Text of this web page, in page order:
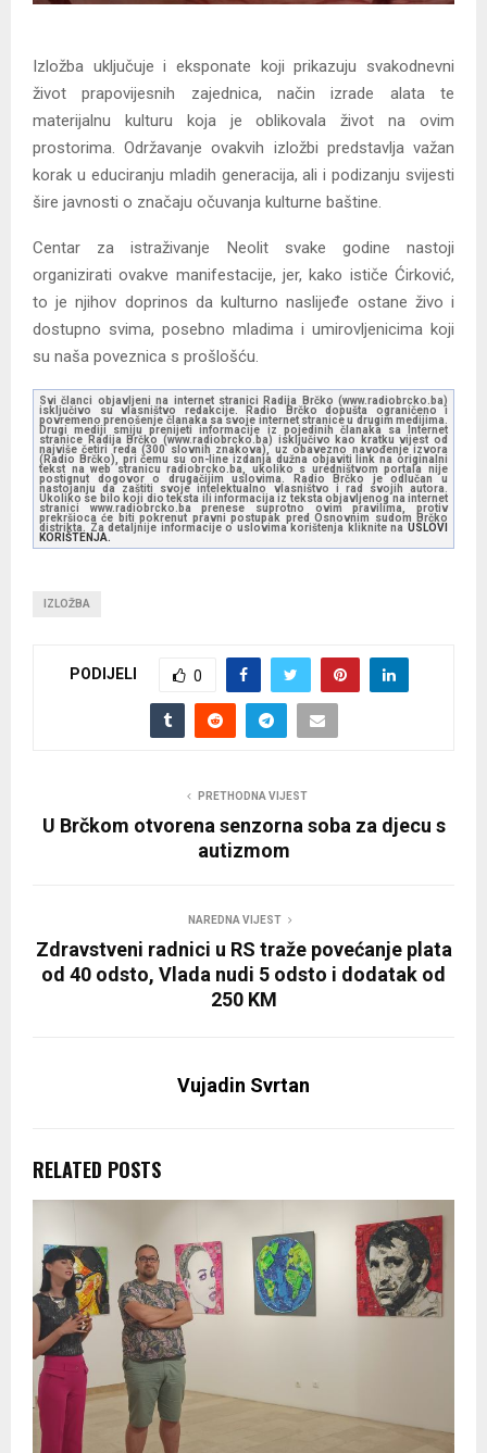
Izložba uključuje i eksponate koji prikazuju svakodnevni
život prapovijesnih zajednica, način izrade alata te
materijalnu kulturu koja je oblikovala život na ovim
prostorima. Održavanje ovakvih izložbi predstavlja važan
korak u educiranju mladih generacija, ali i podizanju svijesti
šire javnosti o značaju očuvanja kulturne baštine.
Centar za istraživanje Neolit svake godine nastoji
organizirati ovakve manifestacije, jer, kako ističe Ćirković,
to je njihov doprinos da kulturno naslijeđe ostane živo i
dostupno svima, posebno mladima i umirovljenicima koji
su naša poveznica s prošlošću.
Svi članci objavljeni na internet stranici Radija Brčko (www.radiobrcko.ba)
isključivo su vlasništvo redakcije. Radio Brčko dopušta ograničeno i
povremeno prenošenje članaka sa svoje internet stranice u drugim medijima.
Drugi mediji smiju prenijeti informacije iz pojedinih članaka sa Internet
stranice Radija Brčko (www.radiobrcko.ba) isključivo kao kratku vijest od
najviše četiri reda (300 slovnih znakova), uz obavezno navođenje izvora
(Radio Brčko), pri čemu su on-line izdanja dužna objaviti link na originalni
tekst na web stranicu radiobrcko.ba, ukoliko s uredništvom portala nije
postignut dogovor o drugačijim uslovima. Radio Brčko je odlučan u
nastojanju da zaštiti svoje intelektualno vlasništvo i rad svojih autora.
Ukoliko se bilo koji dio teksta ili informacija iz teksta objavljenog na internet
stranici www.radiobrcko.ba prenese suprotno ovim pravilima, protiv
prekršioca će biti pokrenut pravni postupak pred Osnovnim sudom Brčko
distrikta. Za detaljnije informacije o uslovima korištenja kliknite na USLOVI
KORIŠTENJA.
IZLOŽBA
PODIJELI 0
PRETHODNA VIJEST
U Brčkom otvorena senzorna soba za djecu s
autizmom
NAREDNA VIJEST
Zdravstveni radnici u RS traže povećanje plata
od 40 odsto, Vlada nudi 5 odsto i dodatak od
250 KM
Vujadin Svrtan
RELATED POSTS